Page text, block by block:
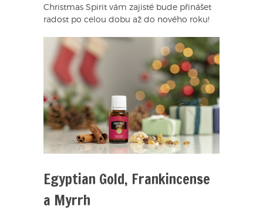
Christmas Spirit vám zajisté bude přinášet
radost po celou dobu až do nového roku!
Egyptian Gold, Frankincense
a Myrrh